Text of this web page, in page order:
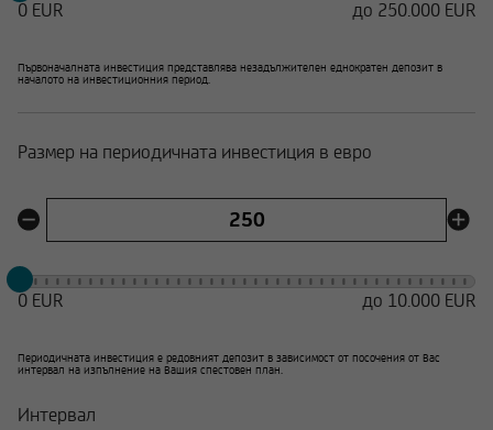
0 EUR до 250.000 EUR
Първоначалната инвестиция представлява незадължителен еднократен депозит в
началото на инвестиционния период.
Размер на периодичната инвестиция в евро
0 EUR до 10.000 EUR
Периодичната инвестиция е редовният депозит в зависимост от посочения от Вас
интервал на изпълнение на Вашия спестовен план.
Интервал